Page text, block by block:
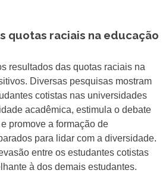
quotas raciais na educação
resultados das quotas raciais na
Diversas pesquisas mostram
cotistas nas universidades
acadêmica, estimula o debate
promove a formação de
para lidar com a diversidade.
entre os estudantes cotistas
à dos demais estudantes.